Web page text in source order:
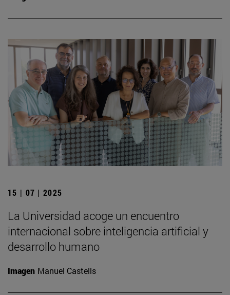
15 | 07 | 2025
La Universidad acoge un encuentro
internacional sobre inteligencia artificial y
desarrollo humano
Imagen Manuel Castells